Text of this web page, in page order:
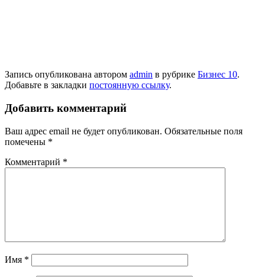
Запись опубликована автором admin в рубрике Бизнес 10.
Добавьте в закладки постоянную ссылку.
Добавить комментарий
Ваш адрес email не будет опубликован. Обязательные поля
помечены *
Комментарий *
Имя *